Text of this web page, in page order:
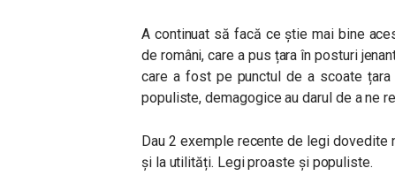
A continuat să facă ce știe mai bine
de români, care a pus țara în posturi
care a fost pe punctul de a scoate
populiste, demagogice au darul de a ne
Dau 2 exemple recente de legi
și la utilități. Legi proaste și populiste.